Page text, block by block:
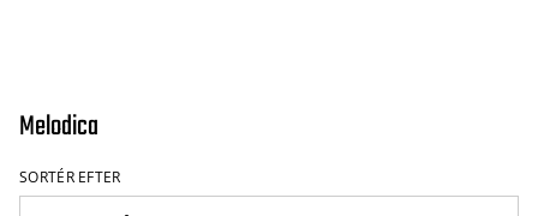
Melodica
SORTÉR EFTER